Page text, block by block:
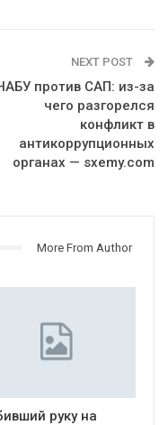
NEXT POST
против САП: из-за
чего разгорелся
конфликт в
антикоррупционных
органах — sxemy.com
More From Author
руку на